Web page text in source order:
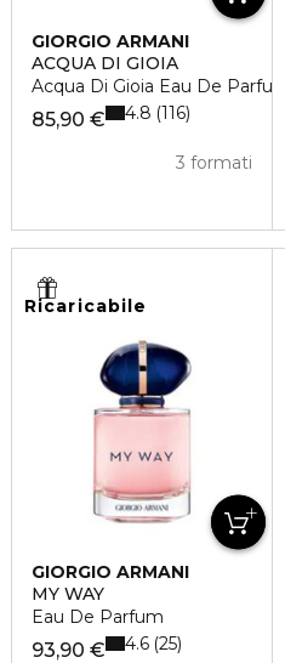
GIORGIO ARMANI
ACQUA DI GIOIA
Acqua Di Gioia Eau De Parfum
85,90 €
3 formati
4.8 116
Ricaricabile
GIORGIO ARMANI
MY WAY
Eau De Parfum
93,90 € 4.6 25